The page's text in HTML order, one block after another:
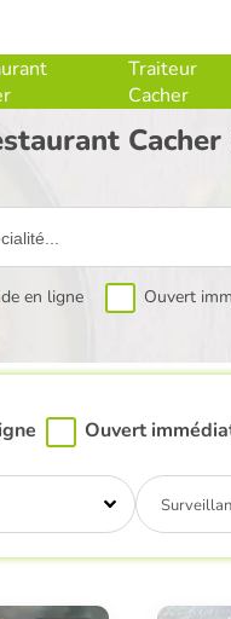
Traiteur
Cacher
en ligne Ouvert
Ouvert